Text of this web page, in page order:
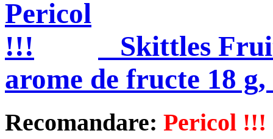
Skittles
arome de fructe 18
Recomandare: Pericol !!!